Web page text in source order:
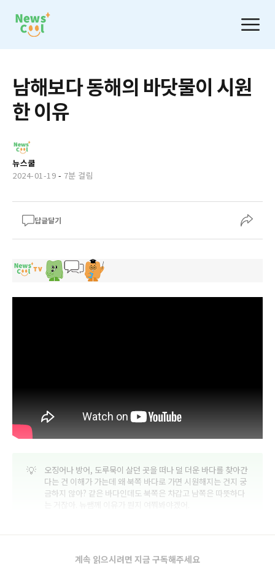
남해보다 동해의 바닷물이 시원
한 이유
뉴스쿨
2024-01-19 - 7분 걸림
답글달기
💡
오징어나 방어, 도루묵이 살던 곳을 떠나 덜 더운 바다를 찾아간
다는 건 이해가 가는데 왜 북쪽 바다로 가면 시원해지는 건지 궁
금하지 않아? 같은 바다인데도 북쪽은 차갑고 남쪽은 따뜻하다
계속 읽으시려면 지금 구독해주세요